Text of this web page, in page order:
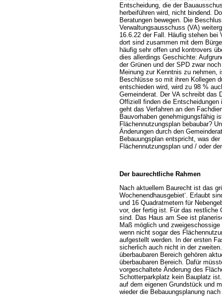
Entscheidung, die der
herbeiführen wird, nicht bindend.
Beratungen bewegen. Die
Verwaltungsausschuss (VA)
16.6.22 der Fall. Häufig stehen bei
dort sind zusammen mit dem
häufig sehr offen und kontrovers
dies allerdings Geschichte:
der Grünen und der SPD zwar
Meinung zur Kenntnis zu nehmen,
Beschlüsse so mit ihren Kollegen
entschieden wird, wird zu 98 %
Gemeinderat. Der VA schreibt das
Offiziell finden die Entscheidungen
geht das Verfahren an den
Bauvorhaben genehmigungsfähig
Flächennutzungsplan bebaubar?
Änderungen durch den
Bebauungsplan entspricht, was
Flächennutzungsplan und / oder
Der baurechtliche Rahmen
Nach aktuellem Baurecht ist das
Wochenendhausgebiet‘. Erlaubt
und 16 Quadratmetern für
vor, der fertig ist. Für das restliche
sind. Das Haus am See ist
Maß möglich und
wenn nicht sogar des
aufgestellt werden. In der ersten
sicherlich auch nicht in der
überbaubaren Bereich gehören
überbaubaren Bereich. Dafür
vorgeschaltete Änderung des
Schotterparkplatz kein Bauplatz
auf dem eigenen Grundstück und
wieder die Bebauungsplanung